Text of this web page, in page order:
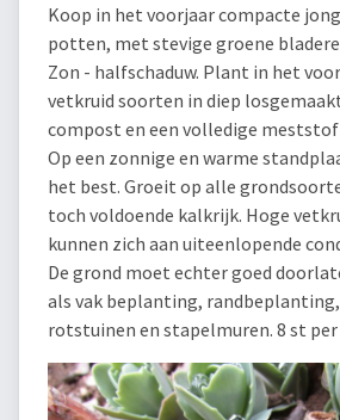
Koop in het voorjaar compacte
potten, met stevige groene
Zon - halfschaduw. Plant in het
vetkruid soorten in diep
compost en een volledige meststof
Op een zonnige en warme
het best. Groeit op alle
toch voldoende kalkrijk. Hoge
kunnen zich aan uiteenlopende
De grond moet echter goed
als vak beplanting,
rotstuinen en stapelmuren. 8 st per